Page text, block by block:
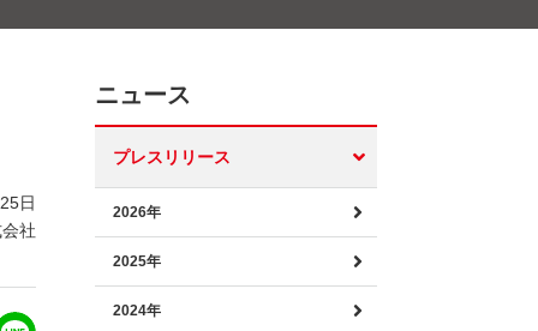
日
社
ニュース
プレスリリース
2026年
2025年
2024年